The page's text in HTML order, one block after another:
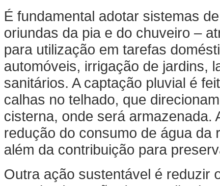
É fundamental adotar sistemas
oriundas da pia e do chuveiro –
para utilização em tarefas
automóveis, irrigação de jardins,
sanitários. A captação pluvial é
calhas no telhado, que
cisterna, onde será armazenada.
redução do consumo de água da
além da contribuição para
Outra ação sustentável é reduzir